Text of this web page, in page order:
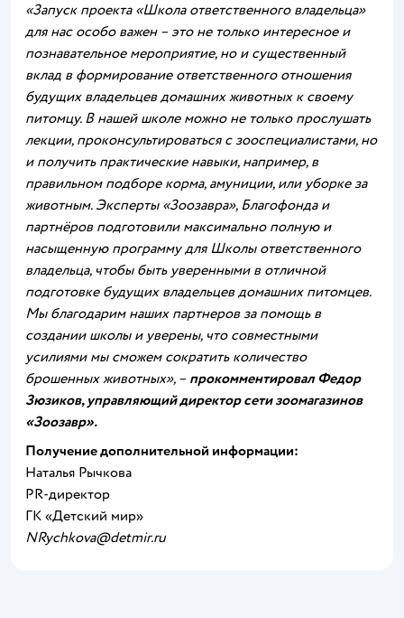
«Запуск проекта «Школа ответственного владельца»
для нас особо важен – это не только интересное и
познавательное мероприятие, но и существенный
вклад в формирование ответственного отношения
будущих владельцев домашних животных к своему
питомцу. В нашей школе можно не только прослушать
лекции, проконсультироваться с зооспециалистами, но
и получить практические навыки, например, в
правильном подборе корма, амуниции, или уборке за
животным. Эксперты «Зоозавра», Благофонда и
партнёров подготовили максимально полную и
насыщенную программу для Школы ответственного
владельца, чтобы быть уверенными в отличной
подготовке будущих владельцев домашних питомцев.
Мы благодарим наших партнеров за помощь в
создании школы и уверены, что совместными
усилиями мы сможем сократить количество
брошенных животных», – прокомментировал Федор
Зюзиков, управляющий директор сети зоомагазинов
«Зоозавр».
Получение дополнительной информации:
Наталья Рычкова
PR-директор
ГК «Детский мир»
NRychkova@detmir.ru